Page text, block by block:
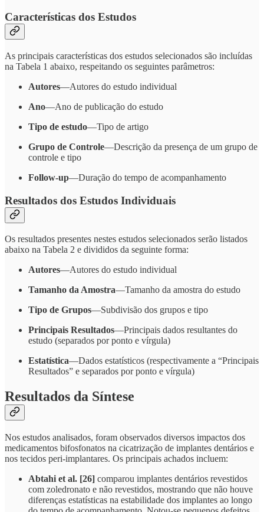
Características dos Estudos
As principais características dos estudos selecionados são incluídas
na Tabela 1 abaixo, respeitando os seguintes parâmetros:
Autores—Autores do estudo individual
Ano—Ano de publicação do estudo
Tipo de estudo—Tipo de artigo
Grupo de Controle—Descrição da presença de um grupo de
controle e tipo
Follow-up—Duração do tempo de acompanhamento
Resultados dos Estudos Individuais
Os resultados presentes nestes estudos selecionados serão listados
abaixo na Tabela 2 e divididos da seguinte forma:
Autores—Autores do estudo individual
Tamanho da Amostra—Tamanho da amostra do estudo
Tipo de Grupos—Subdivisão dos grupos e tipo
Principais Resultados—Principais dados resultantes do
estudo (separados por ponto e vírgula)
Estatística—Dados estatísticos (respectivamente a “Principais
Resultados” e separados por ponto e vírgula)
Resultados da Síntese
Nos estudos analisados, foram observados diversos impactos dos
medicamentos bifosfonatos na cicatrização de implantes dentários e
nos tecidos peri-implantares. Os principais achados incluem:
Abtahi et al. [26] comparou implantes dentários revestidos
com zoledronato e não revestidos, mostrando que não houve
diferenças estatísticas na estabilidade dos implantes ao longo